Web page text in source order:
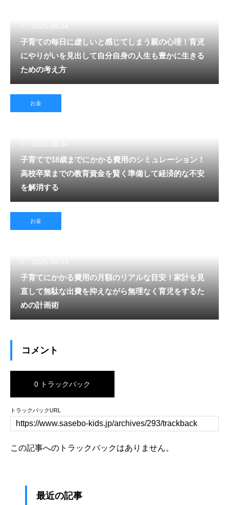
2026.08.04
子育ての毎日に虚しいと感じてしまう親の心理！育児
にやりがいを見出して自分自身の人生も豊かに生きる
ための考え方
お金
2026.08.04
子育てで18歳までにかかる費用のシミュレーション！
高校卒業までの教育資金を賢く準備して経済的な不安
を解消する
お金
2026.08.03
子育てにかかる費用の月額のリアルな目安！家計を見
直して無駄な出費を抑えながら無理なく育児をするた
めの計画術
コメント
0 トラックバック
トラックバックURL
この記事へのトラックバックはありません。
最近の記事